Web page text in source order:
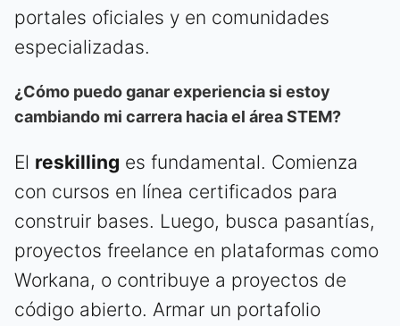
portales oficiales y en comunidades
especializadas.
¿Cómo puedo ganar experiencia si estoy
cambiando mi carrera hacia el área STEM?
El reskilling es fundamental. Comienza
con cursos en línea certificados para
construir bases. Luego, busca pasantías,
proyectos freelance en plataformas como
Workana, o contribuye a proyectos de
código abierto. Armar un portafolio